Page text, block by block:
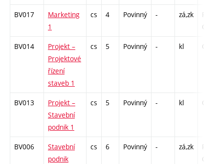
BV017
Marketing
1
cs 4 Povinný - zá,zk
P -
C1 -
BV014
Projekt –
Projektové
řízení
staveb 1
cs 5 Povinný - kl C1 -
BV013
Projekt –
Stavební
podnik 1
cs 5 Povinný - kl C1 -
BV006
Stavební
podnik
cs 6 Povinný - zá,zk
P -
C1 -